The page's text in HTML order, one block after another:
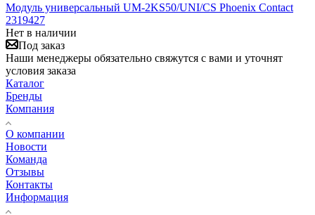
Модуль универсальный UM-2KS50/UNI/CS Phoenix Contact
2319427
Нет в наличии
Под заказ
Наши менеджеры обязательно свяжутся с вами и уточнят
условия заказа
Каталог
Бренды
Компания
О компании
Новости
Команда
Отзывы
Контакты
Информация